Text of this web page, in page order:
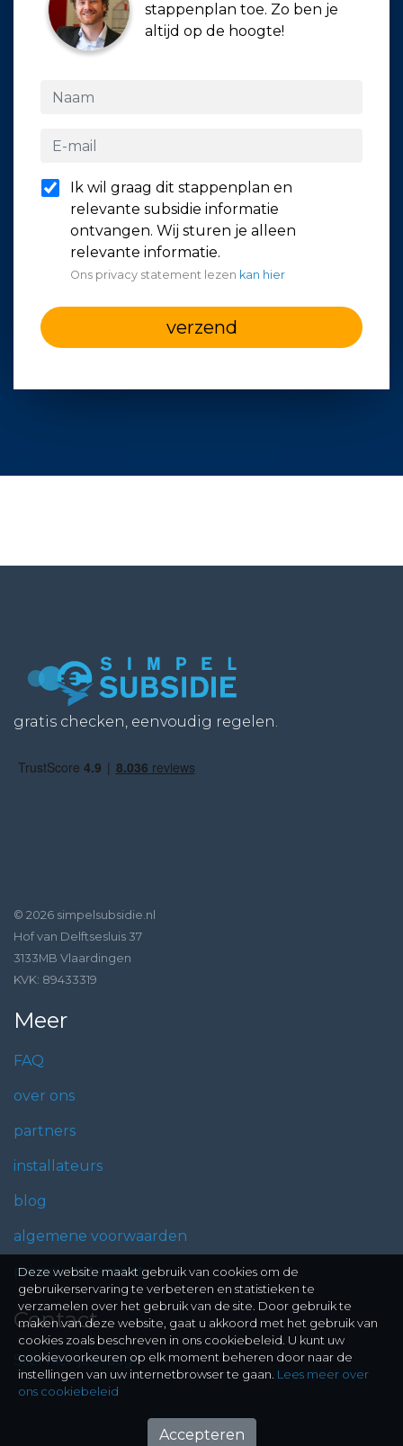
stappenplan toe. Zo ben je
altijd op de hoogte!
Ik wil graag dit stappenplan en
relevante subsidie informatie
ontvangen. Wij sturen je alleen
relevante informatie.
Ons privacy statement lezen kan hier
verzend
gratis checken, eenvoudig regelen.
© 2026 simpelsubsidie.nl
Hof van Delftsesluis 37
3133MB Vlaardingen
KVK: 89433319
Meer
FAQ
over ons
partners
installateurs
blog
algemene voorwaarden
privacy statement
Contact
Stel hier je vraag
Deze website maakt gebruik van cookies om de
gebruikerservaring te verbeteren en statistieken te
verzamelen over het gebruik van de site. Door gebruik te
maken van deze website, gaat u akkoord met het gebruik van
cookies zoals beschreven in ons cookiebeleid. U kunt uw
cookievoorkeuren op elk moment beheren door naar de
instellingen van uw internetbrowser te gaan. Lees meer over
ons cookiebeleid
Accepteren